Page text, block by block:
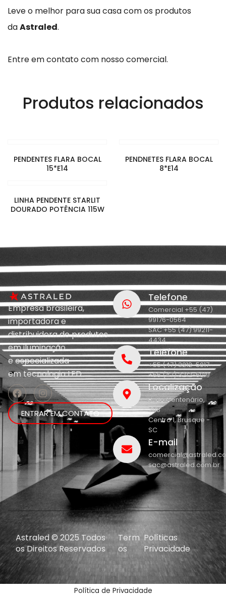
Leve o melhor para sua casa com os produtos
daAstraled.
Entre em contato com nosso comercial.
Produtos relacionados
PENDENTES FLARA BOCAL
15*E14
PENDNETES FLARA BOCAL
8*E14
LINHA PENDENTE STARLIT
DOURADO POTÊNCIA 115W
Empresa brasileira,
importadora e
distribuidora de produtos
em iluminação
eespecializada
emtecnologia LED.
ENTRAR EM CONTATO
Telefone
Comercial +55 (47)
99176-0564
SAC +55 (47) 99211-
4434
Telefone
+55 (47) 3212-5017
+55 (47) 3212-5019
Localização
R. do Centenário,
208
Centro 1, Brusque -
SC
E-mail
sac@astraled.com.br
Astraled © 2025 Todos
os Direitos Reservados
Term
os
Políticas
Privacidade
Política de Privacidade